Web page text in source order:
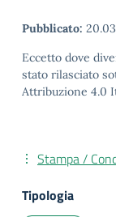
Pubblicato:
Eccetto dove
stato rilasciato
Attribuzione 4.0
Stampa /
Tipologia